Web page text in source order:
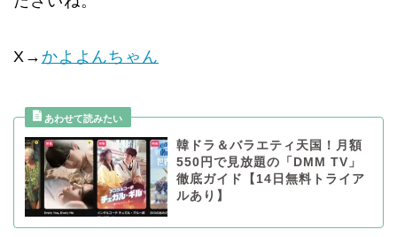
X→ かよよんちゃん
韓ドラ＆バラエティ天国！月額
550円で見放題の「DMM TV」
徹底ガイド【14日無料トライア
ルあり】